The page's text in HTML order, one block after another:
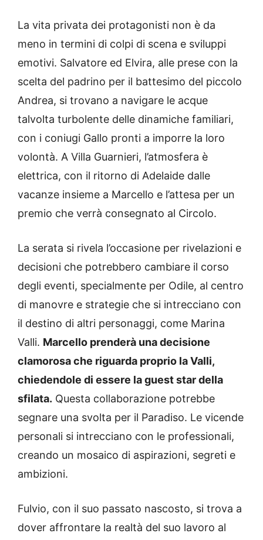
La vita privata dei protagonisti non è da
meno in termini di colpi di scena e sviluppi
emotivi. Salvatore ed Elvira, alle prese con la
scelta del padrino per il battesimo del piccolo
Andrea, si trovano a navigare le acque
talvolta turbolente delle dinamiche familiari,
con i coniugi Gallo pronti a imporre la loro
volontà. A Villa Guarnieri, l’atmosfera è
elettrica, con il ritorno di Adelaide dalle
vacanze insieme a Marcello e l’attesa per un
premio che verrà consegnato al Circolo.
La serata si rivela l’occasione per rivelazioni e
decisioni che potrebbero cambiare il corso
degli eventi, specialmente per Odile, al centro
di manovre e strategie che si intrecciano con
il destino di altri personaggi, come Marina
Valli. Marcello prenderà una decisione
clamorosa che riguarda proprio la Valli,
chiedendole di essere la guest star della
sfilata. Questa collaborazione potrebbe
segnare una svolta per il Paradiso. Le vicende
personali si intrecciano con le professionali,
creando un mosaico di aspirazioni, segreti e
ambizioni.
Fulvio, con il suo passato nascosto, si trova a
dover affrontare la realtà del suo lavoro al